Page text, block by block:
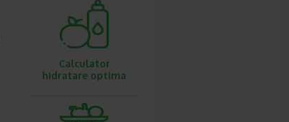
Calculator
hidratare optima